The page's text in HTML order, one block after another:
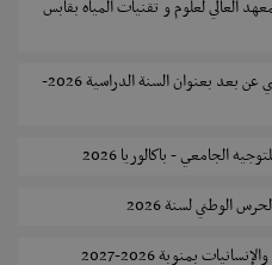
العالي لعلوم و تقنيات المياه بقابس
بلاغ حول مواعيد الترسيم المدرسي عن بعد بعنوان السنة الدراسية 2026-
الجامعي - باكالوريا 2026
الوطني لسنة 2026
بمنوبة 2026-2027